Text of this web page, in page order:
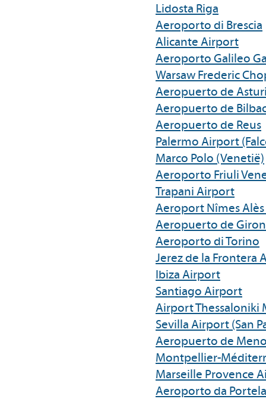
Lidosta Riga
Aeroporto di Brescia
Alicante Airport
Aeroporto Galileo
Warsaw Frederic
Aeropuerto de
Aeropuerto de
Aeropuerto de Reus
Palermo Airport
Marco Polo (Venetië)
Aeroporto Friuli
Trapani Airport
Aeroport Nîmes
Aeropuerto de
Aeroporto di Torino
Jerez de la Frontera
Ibiza Airport
Santiago Airport
Airport Thessaloniki
Sevilla Airport (San
Aeropuerto de
Montpellier-
Marseille Provence
Aeroporto da